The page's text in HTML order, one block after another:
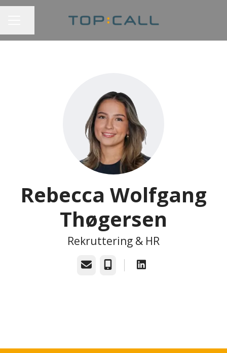
Rebecca Wolfgang
Thøgersen
Rekruttering & HR
E-mail Telefon